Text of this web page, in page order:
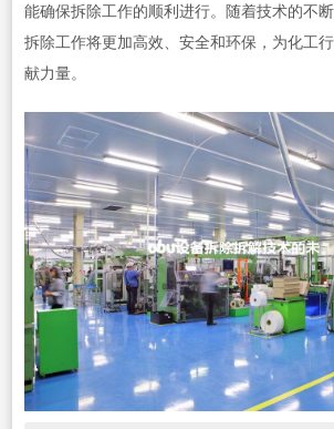
能确保拆除工作的顺利进行。随着技术的不
拆除工作将更加高效、安全和环保，为化工
献力量。